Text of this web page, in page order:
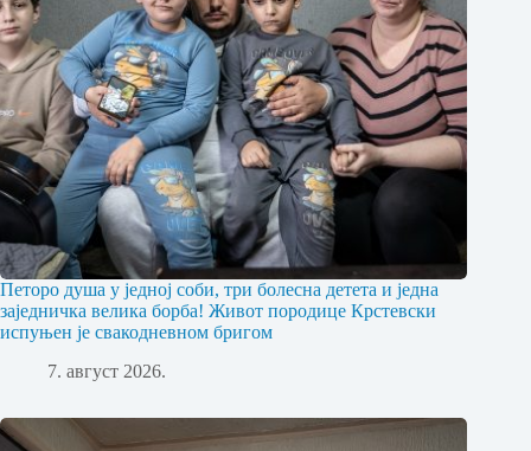
Петоро душа у једној соби, три болесна детета и једна
заједничка велика борба! Живот породице Крстевски
испуњен је свакодневном бригом
7. август 2026.